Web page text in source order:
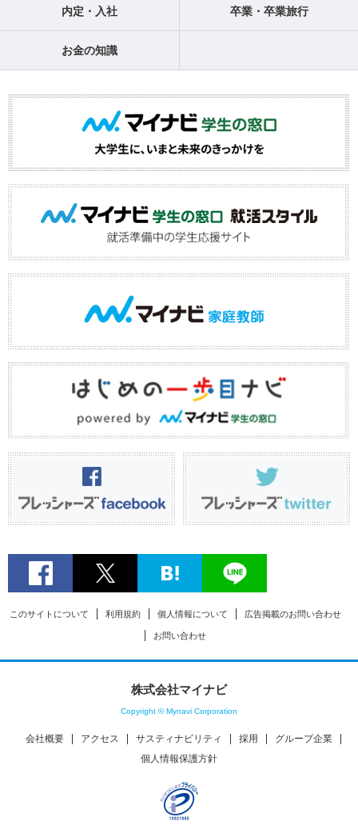
内定・入社 卒業・卒業旅行
お金の知識
このサイトについて 利用規約 個人情報について 広告掲載のお問い合わせ
お問い合わせ
株式会社マイナビ
Copyright © Mynavi Corporation
会社概要 アクセス サスティナビリティ 採用
グループ企業
個人情報保護方針